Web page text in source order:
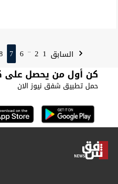
السابق 1
2
...
6
7
كن أول من يحصل على
حمل تطبيق شفق نيوز الان